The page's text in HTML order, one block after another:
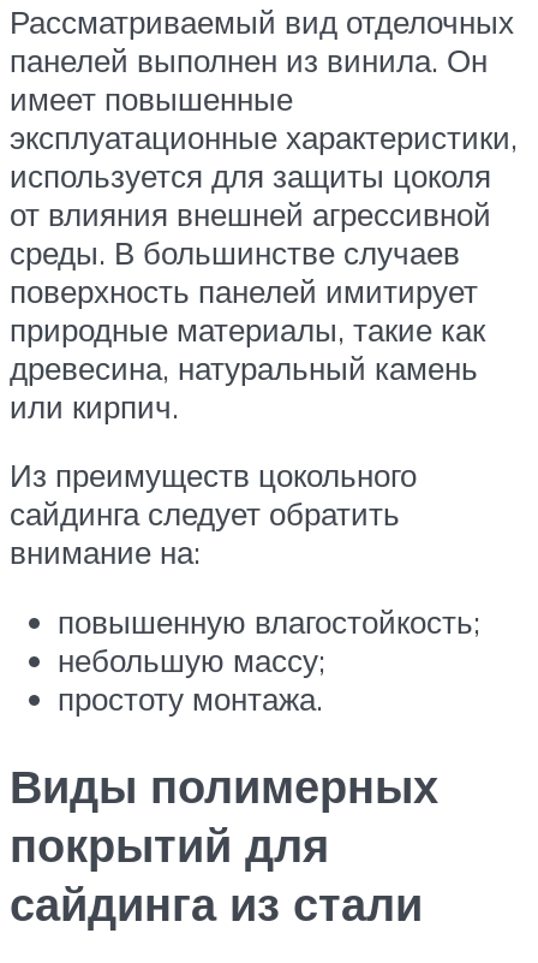
Рассматриваемый вид отделочных
панелей выполнен из винила. Он
имеет повышенные
эксплуатационные характеристики,
используется для защиты цоколя
от влияния внешней агрессивной
среды. В большинстве случаев
поверхность панелей имитирует
природные материалы, такие как
древесина, натуральный камень
или кирпич.
Из преимуществ цокольного
сайдинга следует обратить
внимание на:
повышенную влагостойкость;
небольшую массу;
простоту монтажа.
Виды полимерных
покрытий для
сайдинга из стали